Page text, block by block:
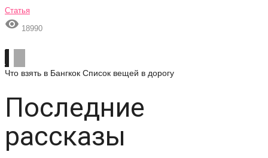
Статья
 18990
Что взять в Бангкок Список вещей в дорогу
Последние
рассказы